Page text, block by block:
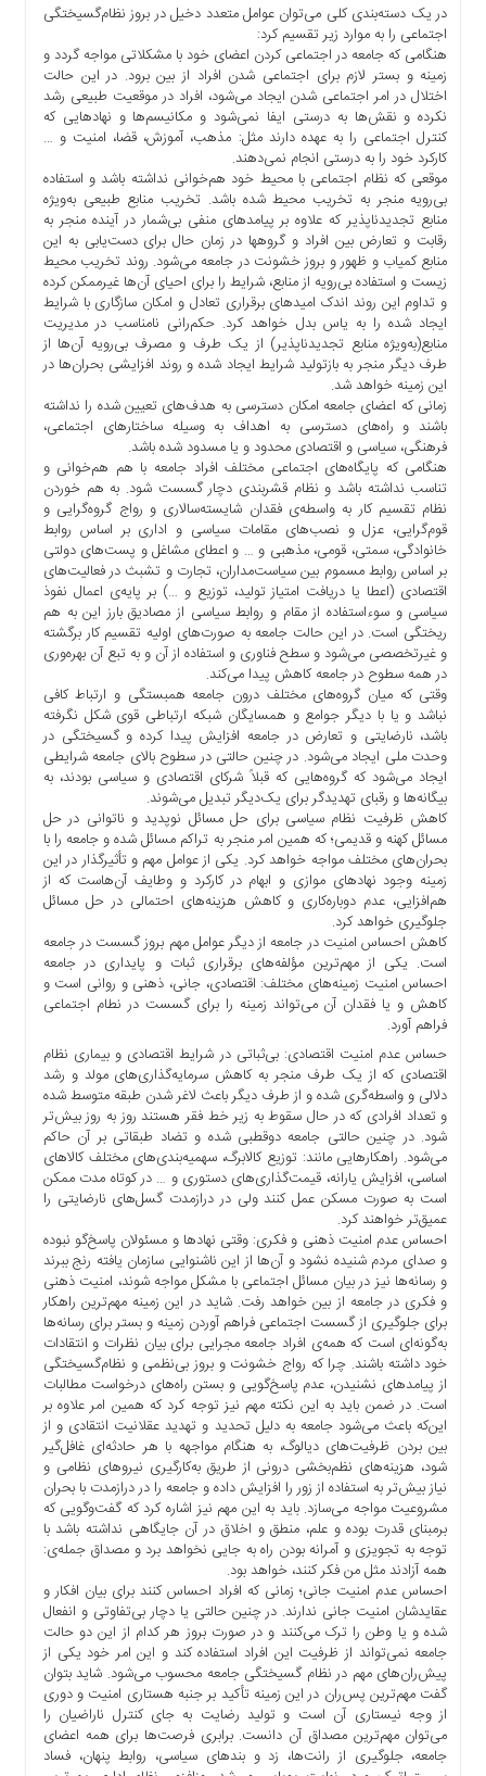
در یک دسته‌بندی کلی می‌توان عوامل متعدد دخیل در بروز نظام‌گسیختگی
اجتماعی را به موارد زیر تقسیم کرد:
هنگامی که جامعه در اجتماعی کردن اعضای خود با مشکلاتی مواجه گردد و
زمینه و بستر لازم برای اجتماعی شدن افراد از بین برود. در این حالت
اختلال در امر اجتماعی شدن ایجاد می‌شود، افراد در موقعیت طبیعی رشد
نکرده و نقش‌ها به درستی ایفا نمی‌شود و مکانیسم‌ها و نهادهایی که
کنترل اجتماعی را به عهده دارند مثل: مذهب، آموزش، قضا، امنیت و …
کارکرد خود را به درستی انجام نمی‌دهند.
موقعی که نظام اجتماعی با محیط خود هم‌خوانی نداشته باشد و استفاده
بی‌رویه منجر به تخریب محیط شده باشد. تخریب منابع طبیعی به‌ویژه
منابع تجدیدناپذیر که علاوه بر پیامدهای منفی بی‌شمار در آینده منجر به
رقابت و تعارض بین افراد و گروهها در زمان حال برای دست‌یابی به این
منابع کمیاب و ظهور و بروز خشونت در جامعه می‌شود. روند تخریب محیط
زیست و استفاده بی‌رویه از منابع، شرایط را برای احیای آن‌ها غیرممکن کرده
و تداوم این روند اندک امیدهای برقراری تعادل و امکان سازگاری با شرایط
ایجاد شده را به یاس بدل خواهد کرد. حکم‌رانی نامناسب در مدیریت
منابع(به‌ویژه منابع تجدیدناپذیر) از یک طرف و مصرف بی‌رویه آن‌ها از
طرف دیگر منجر به بازتولید شرایط ایجاد شده و روند افزایشی بحران‌ها در
این زمینه خواهد شد.
زمانی که اعضای جامعه امکان دسترسی به هدف‌های تعیین شده را نداشته
باشند و راه‌های دسترسی به اهداف به وسیله ساختارهای اجتماعی،
فرهنگی، سیاسی و اقتصادی محدود و یا مسدود شده باشد.
هنگامی که پایگاه‌های اجتماعی مختلف افراد جامعه با هم هم‌خوانی و
تناسب نداشته باشد و نظام قشربندی دچار گسست شود. به هم خوردن
نظام تقسیم کار به واسطه‌ی فقدان شایسته‌سالاری و رواج گروه‌گرایی و
قوم‌گرایی، عزل و نصب‌های مقامات سیاسی و اداری بر اساس روابط
خانوادگی، سمتی، قومی، مذهبی و … و اعطای مشاغل و پست‌های دولتی
بر اساس روابط مسموم بین سیاست‌مداران، تجارت و تشبث در فعالیت‌های
اقتصادی (اعطا یا دریافت امتیاز تولید، توزیع و …) بر پایه‌ی اعمال نفوذ
سیاسی و سوءاستفاده از مقام و روابط سیاسی از مصادیق بارز این به هم
ریختگی است. در این حالت جامعه به صورت‌های اولیه تقسیم کار برگشته
و غیرتخصصی می‌شود و سطح فناوری و استفاده از آن و به تبع آن بهره‌وری
در همه سطوح در جامعه کاهش پیدا می‌کند.
وقتی که میان گروه‌های مختلف درون جامعه همبستگی و ارتباط کافی
نباشد و یا با دیگر جوامع و همسایگان شبکه ارتباطی قوی شکل نگرفته
باشد، نارضایتی و تعارض در جامعه افزایش پیدا کرده و گسیختگی در
وحدت ملی ایجاد می‌شود. در چنین حالتی در سطوح بالای جامعه شرایطی
ایجاد می‌شود که گروه‌هایی که قبلاً شرکای اقتصادی و سیاسی بودند، به
بیگانه‌ها و رقبای تهدیدگر برای یک‌دیگر تبدیل می‌شوند.
کاهش ظرفیت نظام سیاسی برای حل مسائل نوپدید و ناتوانی در حل
مسائل کهنه و قدیمی؛ که همین امر منجر به تراکم مسائل شده و جامعه را با
بحران‌های مختلف مواجه خواهد کرد. یکی از عوامل مهم و تأثیرگذار در این
زمینه وجود نهادهای موازی و ابهام در کارکرد و وطایف آن‌هاست که از
هم‌افزایی، عدم دوباره‌کاری و کاهش هزینه‌های احتمالی در حل مسائل
جلوگیری خواهد کرد.
کاهش احساس امنیت در جامعه از دیگر عوامل مهم بروز گسست در جامعه
است. یکی از مهم‌ترین مؤلفه‌های برقراری ثبات و پایداری در جامعه
احساس امنیت زمینه‌های مختلف: اقتصادی، جانی، ذهنی و روانی است و
کاهش و یا فقدان آن می‌تواند زمینه را برای گسست در نطام اجتماعی
فراهم آورد.
حساس عدم امنیت اقتصادی: بی‌ثباتی در شرایط اقتصادی و بیماری نظام
اقتصادی که از یک طرف منجر به کاهش سرمایه‌گذاری‌های مولد و رشد
دلالی و واسطه‌گری شده و از طرف دیگر باعث لاغر شدن طبقه متوسط شده
و تعداد افرادی که در حال سقوط به زیر خط فقر هستند روز به روز بیش‌تر
شود. در چنین حالتی جامعه دوقطبی شده و تضاد طبقاتی بر آن حاکم
می‌شود. راهکارهایی مانند: توزیع کالابرگ، سهمیه‌بندی‌های مختلف کالاهای
اساسی، افزایش یارانه، قیمت‌گذاری‌های دستوری و … در کوتاه مدت ممکن
است به صورت مسکن عمل کنند ولی در درازمدت گسل‌های نارضایتی را
عمیق‌تر خواهند کرد.
احساس عدم امنیت ذهنی و فکری: وقتی نهادها و مسئولان پاسخ‌گو نبوده
و صدای مردم شنیده نشود و آن‌ها از این ناشنوایی سازمان ‌یافته رنج ببرند
و رسانه‌ها نیز در بیان مسائل اجتماعی با مشکل مواجه شوند، امنیت ذهنی
و فکری در جامعه از بین خواهد رفت. شاید در این زمینه مهم‌ترین راهکار
برای جلوگیری از گسست اجتماعی فراهم آوردن زمینه و بستر برای رسانه‌ها
به‌گونه‌ای است که همه‌ی افراد جامعه مجرایی برای بیان نظرات و انتقادات
خود داشته باشند. چرا که رواج خشونت و بروز بی‌نظمی و نظام‌گسیختگی
از پیامدهای نشنیدن، عدم پاسخ‌گویی و بستن راه‌های درخواست مطالبات
است. در ضمن باید به این نکته مهم نیز توجه کرد که همین امر علاوه بر
این‌که باعث می‌شود جامعه به دلیل تحدید و تهدید عقلانیت انتقادی و از
بین بردن ظرفیت‌های دیالوگ، به هنگام مواجهه با هر حادثه‌ای غافل‌گیر
شود، هزینه‌های نظم‌بخشی درونی از طریق به‌کارگیری نیروهای نظامی و
نیاز بیش‌تر به استفاده از زور را افزایش داده و جامعه را در درازمدت با بحران
مشروعیت مواجه می‌سازد. باید به این مهم نیز اشاره کرد که گفت‌وگویی که
برمبنای قدرت بوده و علم، منطق و اخلاق در آن جایگاهی نداشته باشد با
توجه به تجویزی و آمرانه بودن راه به جایی نخواهد برد و مصداق جمله‌ی:
همه آزادند مثل من فکر کنند، خواهد بود.
احساس عدم امنیت جانی؛ زمانی که افراد احساس کنند برای بیان افکار و
عقایدشان امنیت جانی ندارند. در چنین حالتی یا دچار بی‌تفاوتی و انفعال
شده و یا وطن را ترک می‌کنند و در صورت بروز هر کدام از این دو حالت
جامعه نمی‌تواند از ظرفیت این افراد استفاده کند و این امر خود یکی از
پیش‌ران‌های مهم در نظام‌ گسیختگی جامعه محسوب می‌شود. شاید بتوان
گفت مهم‌ترین پس‌ران در این زمینه تأکید بر جنبه هستاری امنیت و دوری
از وجه نیستاری آن است و تولید رضایت به جای کنترل ناراضیان را
می‌توان مهم‌ترین مصداق آن دانست. برابری فرصت‌ها برای همه اعضای
جامعه، جلوگیری از رانت‌ها، زد و بندهای سیاسی، روابط پنهان، فساد